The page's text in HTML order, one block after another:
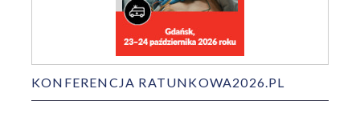
KONFERENCJA RATUNKOWA2026.PL